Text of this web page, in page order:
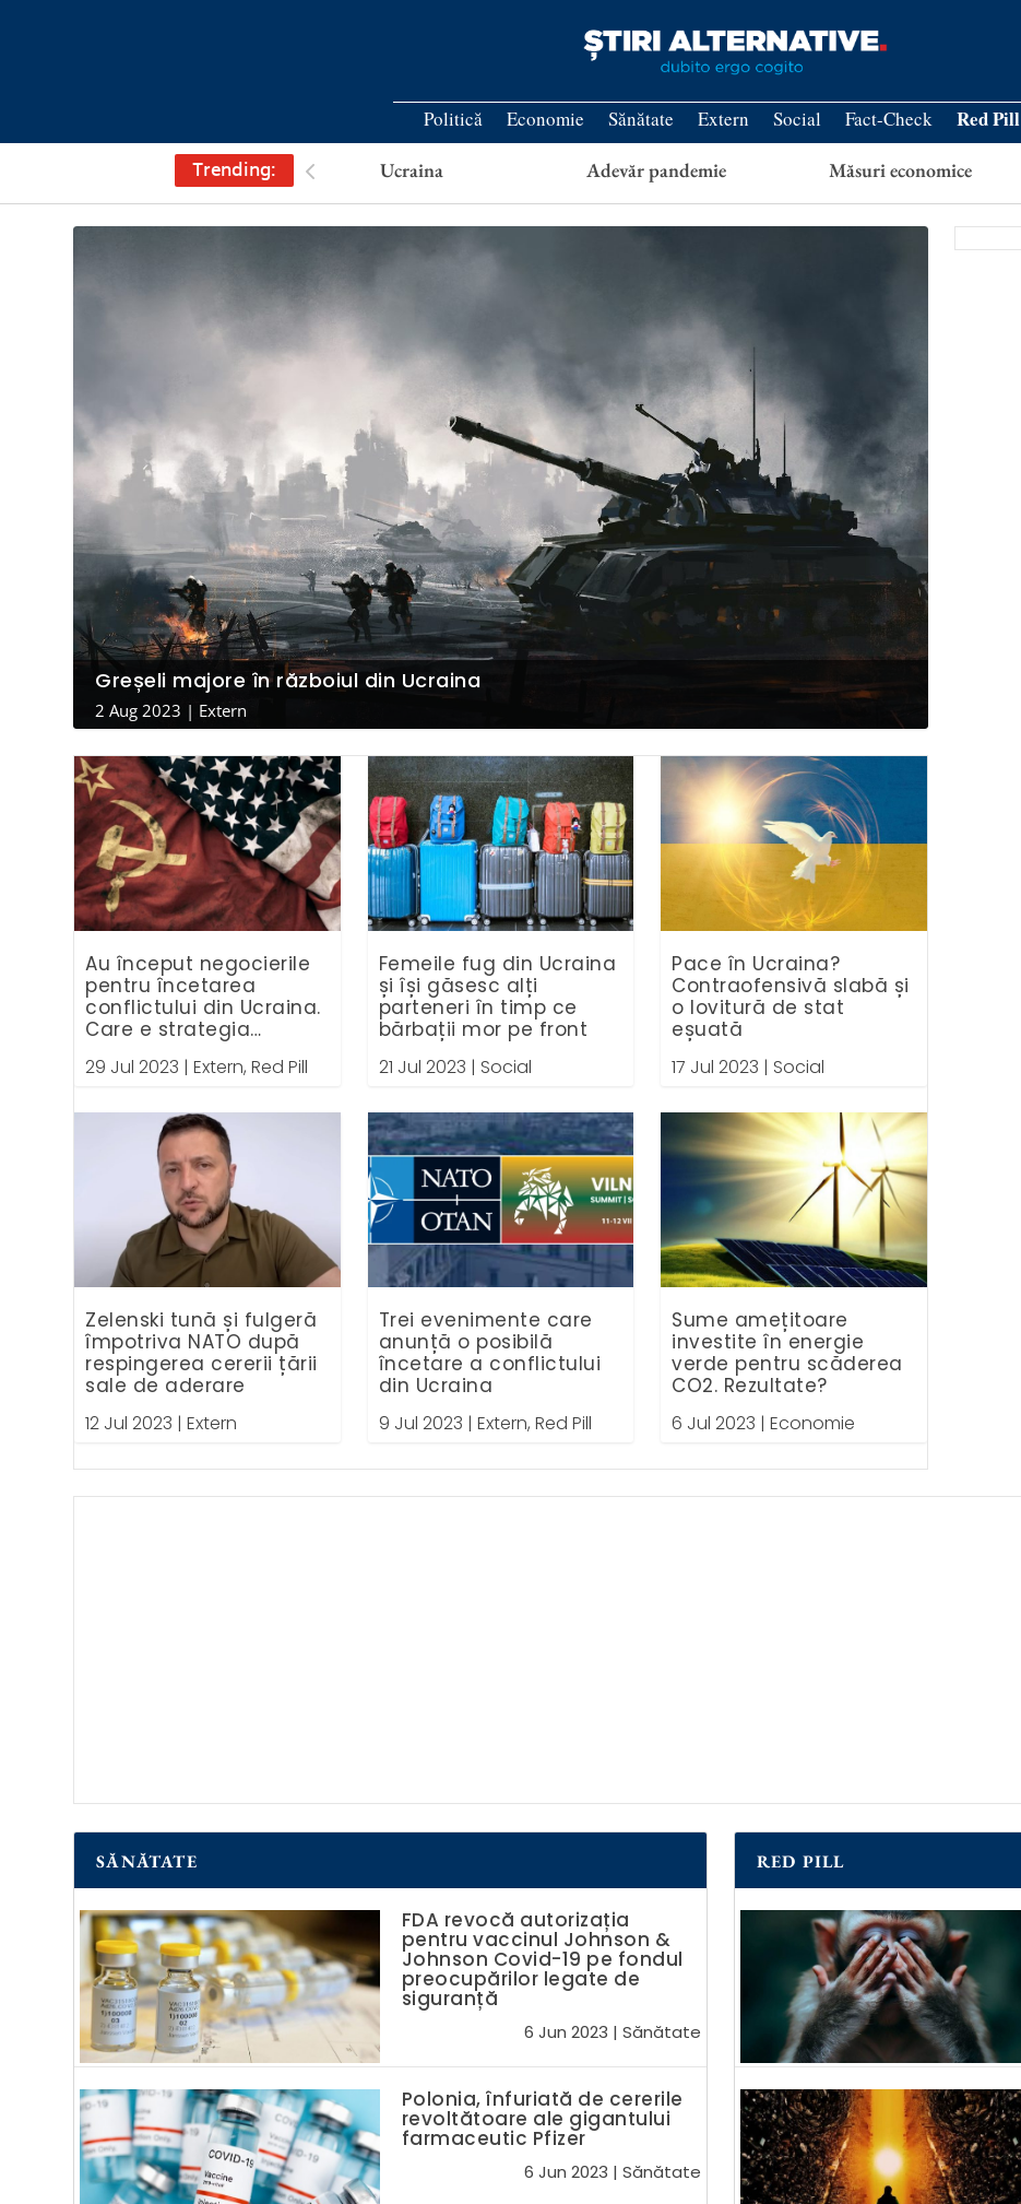
Politică Economie Sănătate Extern Social Fact-Check Red Pill
Trending: Ucraina Adevăr pandemie Măsuri economice
Greșeli majore în războiul din Ucraina
2 Aug 2023 | Extern
Au început negocierile
pentru încetarea
conflictului din Ucraina.
Care e strategia
29 Jul 2023 |Extern,Red Pill
Zelenski tună și fulgeră
împotriva NATO după
respingerea cererii țării
sale de aderare
12 Jul 2023 |Extern
Femeile fug din Ucraina
și își găsesc alți
parteneri în timp ce
bărbații mor pe front
21 Jul 2023 | Social
Trei evenimente care
anunță o posibilă
încetare a conflictului
din Ucraina
9 Jul 2023 | Extern, Red Pill
Pace în Ucraina?
Contraofensivă slabă și
o lovitură de stat
eșuată
17 Jul 2023 | Social
Sume amețitoare
investite în energie
verde pentru scăderea
CO2. Rezultate?
6 Jul 2023 |Economie
SĂNĂTATE
FDA revocă autorizația
pentru vaccinul Johnson &
Johnson Covid-19 pe fondul
preocupărilor legate de
siguranță
6 Jun 2023 | Sănătate
Polonia, înfuriată de cererile
revoltătoare ale gigantului
farmaceutic Pfizer
6 Jun 2023 | Sănătate
RED PILL